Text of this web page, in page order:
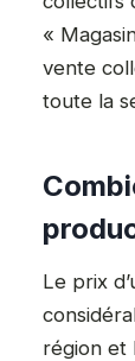
«
vente
toute la
Le prix
région et